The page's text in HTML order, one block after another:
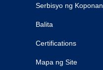
Serbisyo ng Koponan
Balita
Certifications
Mapa ng Site